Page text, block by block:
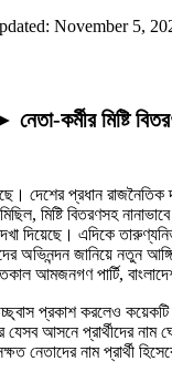
November 5,
কর্মীর মিষ্টি
দেশের প্রধান
মিছিল, মিষ্টি বিতরণসহ
দিয়েছে। এদিকে
অভিনন্দন জানিয়ে নতুন
আমজনগণ পার্টি,
প্রকাশ করলেও
আসনে প্রার্থীদের নাম
নেতাদের নাম প্রার্থী